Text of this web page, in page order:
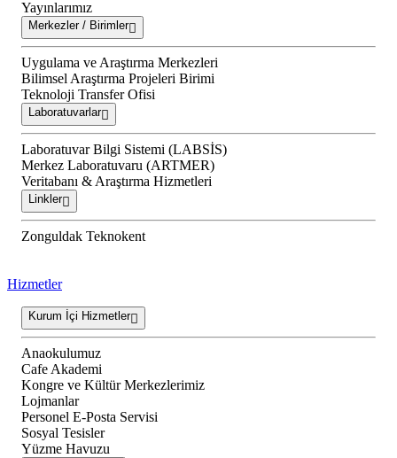
Yayınlarımız
Merkezler / Birimler
Uygulama ve Araştırma Merkezleri
Bilimsel Araştırma Projeleri Birimi
Teknoloji Transfer Ofisi
Laboratuvarlar
Laboratuvar Bilgi Sistemi (LABSİS)
Merkez Laboratuvaru (ARTMER)
Veritabanı & Araştırma Hizmetleri
Linkler
Zonguldak Teknokent
Hizmetler
Kurum İçi Hizmetler
Anaokulumuz
Cafe Akademi
Kongre ve Kültür Merkezlerimiz
Lojmanlar
Personel E-Posta Servisi
Sosyal Tesisler
Yüzme Havuzu